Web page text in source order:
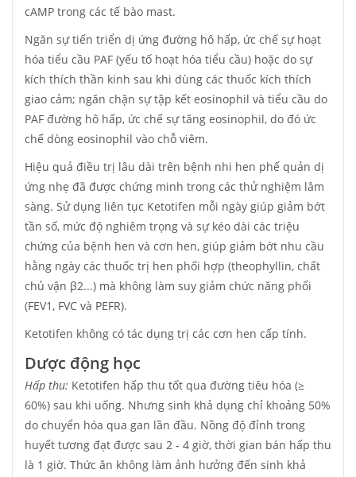
cAMP trong các tế bào mast.
Ngăn sự tiến triển dị ứng đường hô hấp, ức chế sự hoạt
hóa tiểu cầu PAF (yếu tố hoạt hóa tiểu cầu) hoặc do sự
kích thích thần kinh sau khi dùng các thuốc kích thích
giao cảm; ngăn chặn sự tập kết eosinophil và tiểu cầu do
PAF đường hô hấp, ức chế sự tăng eosinophil, do đó ức
chế dòng eosinophil vào chỗ viêm.
Hiệu quả điều trị lâu dài trên bệnh nhi hen phế quản dị
ứng nhẹ đã được chứng minh trong các thử nghiệm lâm
sàng. Sử dụng liên tục Ketotifen mỗi ngày giúp giảm bớt
tần số, mức độ nghiêm trọng và sự kéo dài các triệu
chứng của bệnh hen và cơn hen, giúp giảm bớt nhu cầu
hằng ngày các thuốc trị hen phối hợp (theophyllin, chất
chủ vận β2...) mà không làm suy giảm chức năng phổi
(FEV1, FVC và PEFR).
Ketotifen không có tác dụng trị các cơn hen cấp tính.
Dược động học
Hấp thu: Ketotifen hấp thu tốt qua đường tiêu hóa (≥
60%) sau khi uống. Nhưng sinh khả dụng chỉ khoảng 50%
do chuyển hóa qua gan lần đầu. Nồng độ đỉnh trong
huyết tương đạt được sau 2 - 4 giờ, thời gian bán hấp thu
là 1 giờ. Thức ăn không làm ảnh hưởng đến sinh khả